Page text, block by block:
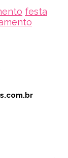
festa